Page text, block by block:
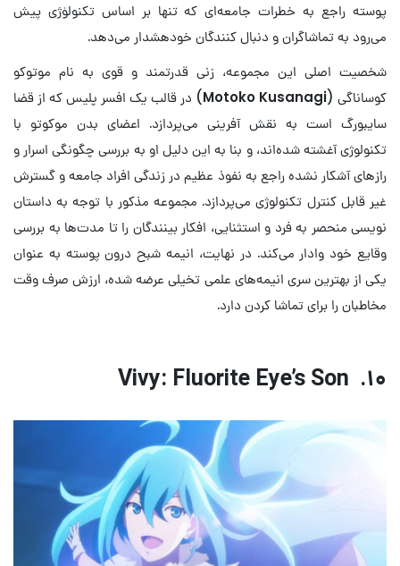
پوسته راجع به خطرات جامعه‌ای که تنها بر اساس تکنولوٰژی پیش
می‌رود به تماشاگران و دنبال کنندگان خودهشدار می‌دهد.
شخصیت اصلی این مجموعه، زنی قدرتمند و قوی به نام موتوکو
کوساناگی (Motoko Kusanagi) در قالب یک افسر پلیس که از قضا
سایبورگ است به نقش آفرینی می‌پردازد. اعضای بدن موکوتو با
تکنولوژی آغشته شده‌اند، و بنا به این دلیل او به بررسی چگونگی اسرار و
راز‌های آشکار نشده راجع به نفوذ عظیم در زندگی افراد جامعه و گسترش
غیر قابل کنترل تکنولوژی می‌پردازد. مجموعه مذکور با توجه به داستان
نویسی منحصر به فرد و استثنایی، افکار بینندگان را تا مدت‌ها به بررسی
وقایع خود وادار می‌کند. در نهایت، انیمه شبح درون پوسته به عنوان
یکی از بهترین سری انیمه‌های علمی تخیلی عرضه شده، ارزش صرف وقت
مخاطبان را برای تماشا کردن دارد.
Vivy: Fluorite Eye’s Son .۱۰